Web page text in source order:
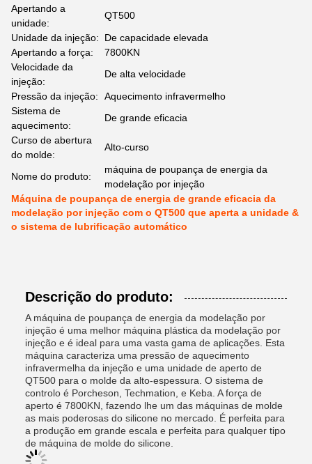
Apertando a
unidade:
QT500
Unidade da injeção:
De capacidade elevada
Apertando a força:
7800KN
Velocidade da
injeção:
De alta velocidade
Pressão da injeção:
Aquecimento infravermelho
Sistema de
aquecimento:
De grande eficacia
Curso de abertura
do molde:
Alto-curso
Nome do produto:
máquina de poupança de energia da
modelação por injeção
Máquina de poupança de energia de grande eficacia da
modelação por injeção com o QT500 que aperta a unidade &
o sistema de lubrificação automático
Descrição do produto:
A máquina de poupança de energia da modelação por
injeção é uma melhor máquina plástica da modelação por
injeção e é ideal para uma vasta gama de aplicações. Esta
máquina caracteriza uma pressão de aquecimento
infravermelha da injeção e uma unidade de aperto de
QT500 para o molde da alto-espessura. O sistema de
controlo é Porcheson, Techmation, e Keba. A força de
aperto é 7800KN, fazendo lhe um das máquinas de molde
as mais poderosas do silicone no mercado. É perfeita para
a produção em grande escala e perfeita para qualquer tipo
de máquina de molde do silicone.